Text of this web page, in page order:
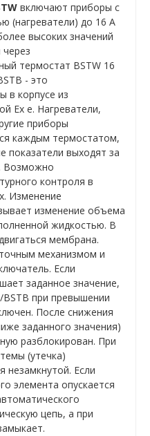
включают приборы с
(нагреватели) до 16 A
высоких значений
термостат BSTW 16
- это
в корпусе из
Ex e. Нагреватели,
приборы
каждым термостатом,
показатели выходят за
Возможно
контроля в
Изменение
изменение объема
жидкостью. В
мембрана.
механизмом и
Если
заданное значение,
при превышении
После снижения
заданного значения)
разблокирован. При
(утечка)
незамкнутой. Если
элемента опускается
цепь, а при